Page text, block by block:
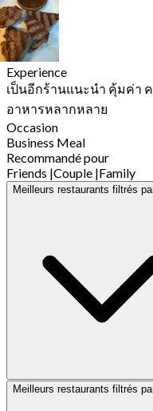
Experience
เป็นอีกร้านแนะนำ คุ้มค่า
อาหารหลากหลาย
Occasion
Business Meal
Recommandé pour
Friends |Couple |Family
Meilleurs restaurants filtrés
Meilleurs restaurants filtrés